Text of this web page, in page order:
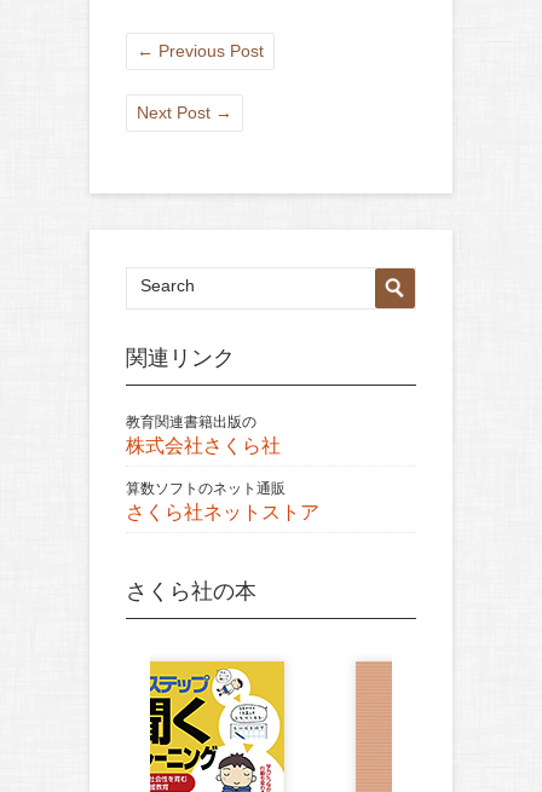
← Previous Post
Next Post →
関連リンク
教育関連書籍出版の
株式会社さくら社
算数ソフトのネット通販
さくら社ネットストア
さくら社の本